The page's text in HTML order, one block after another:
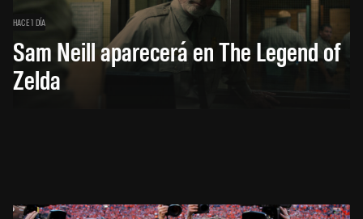
HACE 1 DÍA
Sam Neill aparecerá en The Legend of
Zelda